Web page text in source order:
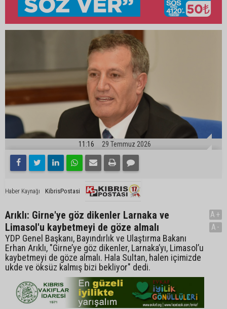
11:16 29 Temmuz 2026
Haber Kaynağı KibrisPostasi
Arıklı: Girne'ye göz dikenler Larnaka ve
Limasol'u kaybetmeyi de göze almalı
YDP Genel Başkanı, Bayındırlık ve Ulaştırma Bakanı
Erhan Arıklı, "Girne’ye göz dikenler, Larnaka’yı, Limasol’u
kaybetmeyi de göze almalı. Hala Sultan, halen içimizde
ukde ve öksüz kalmış bizi bekliyor" dedi.
A+
A-